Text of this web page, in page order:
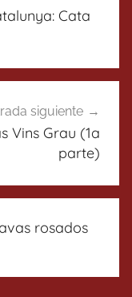
Cata
siguiente
Vins Grau (1a
parte)
rosados